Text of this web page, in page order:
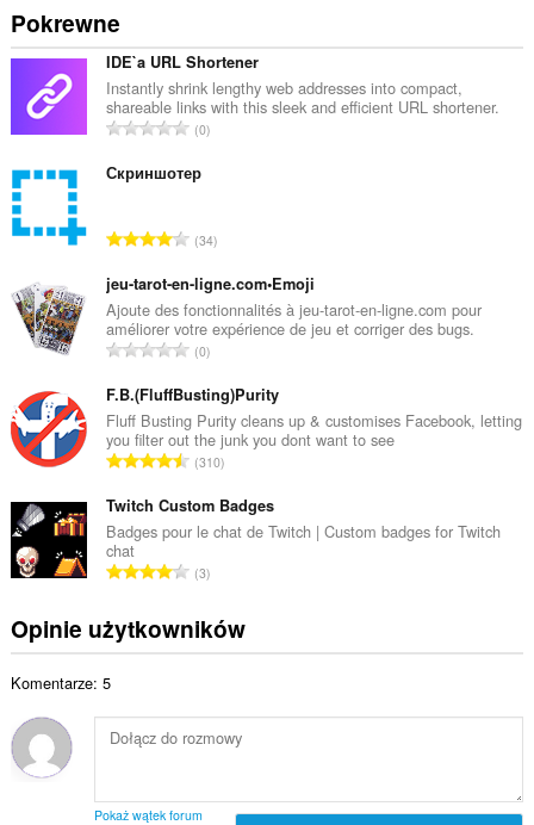
Pokrewne
IDE`a URL Shortener
Instantly shrink lengthy web addresses into compact,
shareable links with this sleek and efficient URL shortener.
C
ł
w
t
a
l
c
z
b
a
c
e
:
0
Скриншотер
C
ł
k
o
w
t
a
l
c
z
a
c
e
34
jeu-tarot-en-ligne.com•Emoji
Ajoute des fonctionnalités à jeu-tarot-en-ligne.com pour
améliorer votre expérience de jeu et corriger des bugs.
C
ł
k
o
w
t
a
l
z
b
c
:
0
F.B.(FluffBusting)Purity
Fluff Busting Purity cleans up & customises Facebook, letting
you filter out the junk you dont want to see
C
ł
k
w
t
a
c
z
o
310
Twitch Custom Badges
Badges pour le chat de Twitch | Custom badges for Twitch
chat
C
ł
k
i
t
i
3
Opinie użytkowników
Komentarze: 5
Pokaż wątek forum